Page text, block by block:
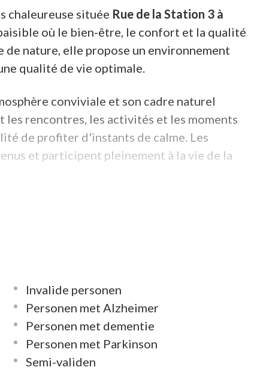
chaleureuse située Rue de la Station 3 à
où le bien-être, le confort et la qualité
nature, elle propose un environnement
qualité de vie optimale.
conviviale et son cadre naturel
les rencontres, les activités et les moments
de profiter d'instants de calme. Les
et participent pleinement à la vie de la
adapté aux besoins de chacun,
qualité de vie des résidents.
idéale pour les personnes ayant besoin
une intervention chirurgicale
les résidents bénéficient d'un
confortable et sécurisant.
Invalide personen
Personen met Alzheimer
Personen met dementie
Personen met Parkinson
Semi-validen